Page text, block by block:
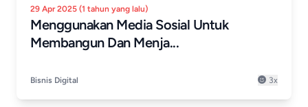
29 Apr 2025 (1 tahun yang lalu)
Menggunakan Media Sosial Untuk
Membangun Dan Menja...
Bisnis Digital 3x